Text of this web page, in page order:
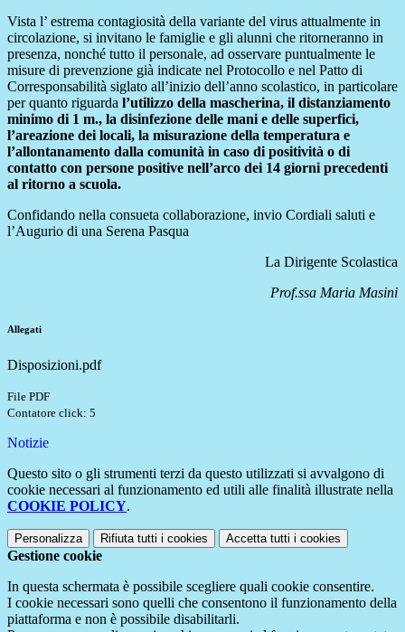
Vista l’ estrema contagiosità della variante del virus attualmente in
circolazione, si invitano le famiglie e gli alunni che ritorneranno in
presenza, nonché tutto il personale, ad osservare puntualmente le
misure di prevenzione già indicate nel Protocollo e nel Patto di
Corresponsabilità siglato all’inizio dell’anno scolastico, in particolare
per quanto riguarda l’utilizzo della mascherina, il distanziamento
minimo di 1 m., la disinfezione delle mani e delle superfici,
l’areazione dei locali, la misurazione della temperatura e
l’allontanamento dalla comunità in caso di positività o di
contatto con persone positive nell’arco dei 14 giorni precedenti
al ritorno a scuola.
Confidando nella consueta collaborazione, invio Cordiali saluti e
l’Augurio di una Serena Pasqua
La Dirigente Scolastica
Prof.ssa Maria Masini
Allegati
Disposizioni.pdf
File PDF
Contatore click: 5
Notizie
Questo sito o gli strumenti terzi da questo utilizzati si avvalgono di
cookie necessari al funzionamento ed utili alle finalità illustrate nella
COOKIE POLICY.
Personalizza Rifiuta tutti i cookies Accetta tutti i cookies
Gestione cookie
In questa schermata è possibile scegliere quali cookie consentire.
I cookie necessari sono quelli che consentono il funzionamento della
piattaforma e non è possibile disabilitarli.